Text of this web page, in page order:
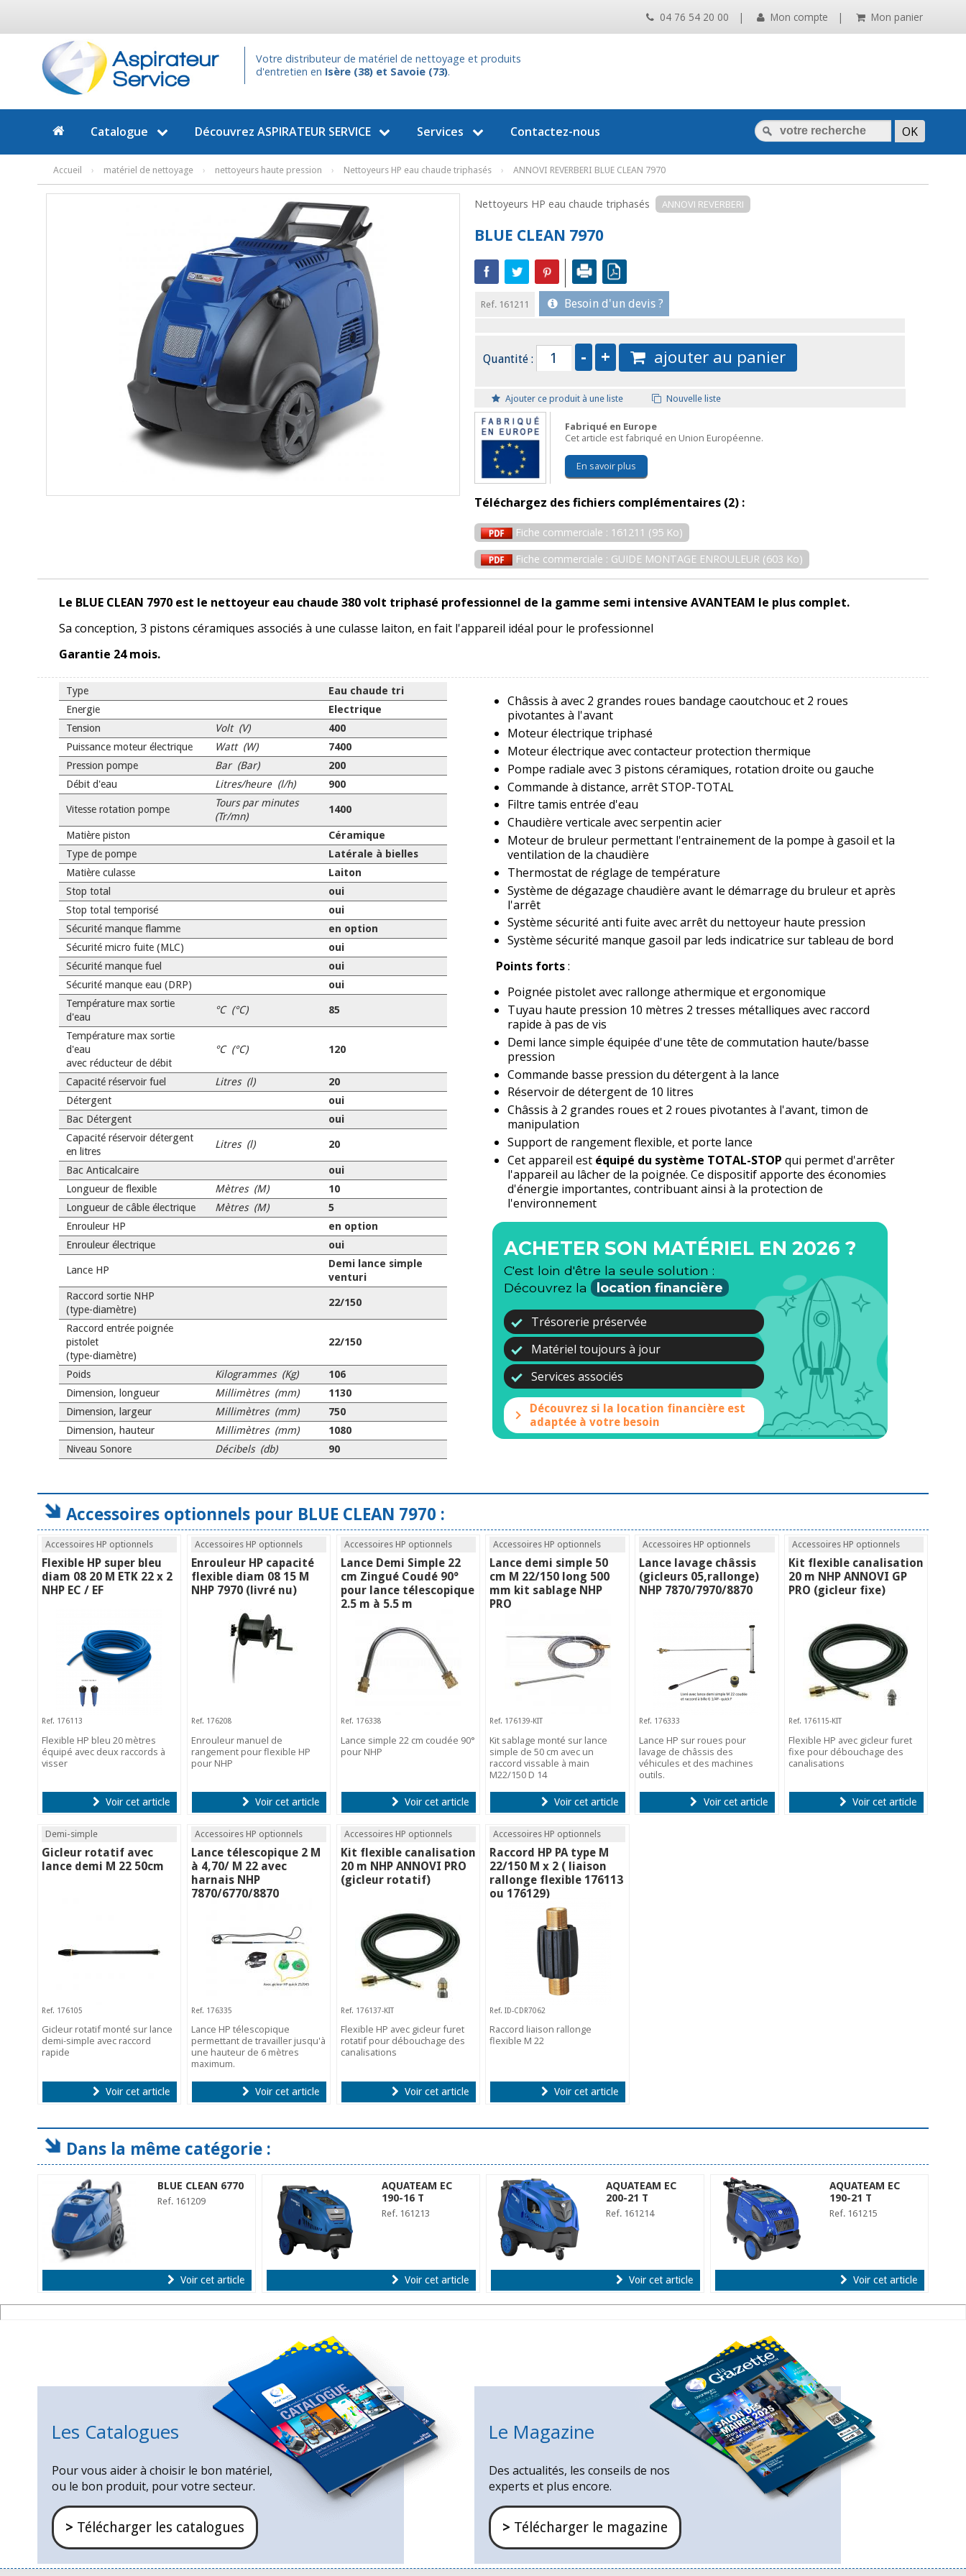
04 76 54 20 00 | Mon compte | Mon panier
Votre distributeur de matériel de nettoyage et produits
d'entretien en Isère (38) et Savoie (73).
Catalogue Découvrez ASPIRATEUR SERVICE Services Contactez-nous
Accueil › matériel de nettoyage › nettoyeurs haute pression › Nettoyeurs HP eau chaude triphasés › ANNOVI REVERBERI BLUE CLEAN 7970
Nettoyeurs HP eau chaude triphasés ANNOVI REVERBERI
BLUE CLEAN 7970
Ref. 161211 Besoin d'un devis ?
Quantité : ajouter au panier
Ajouter ce produit à une liste Nouvelle liste
Fabriqué en Europe
Cet article est fabriqué en Union Européenne.
En savoir plus
Téléchargez des fichiers complémentaires (2) :
Fiche commerciale : 161211 (95 Ko)
Fiche commerciale : GUIDE MONTAGE ENROULEUR (603 Ko)
Le BLUE CLEAN 7970 est le nettoyeur eau chaude 380 volt triphasé professionnel de la gamme semi intensive AVANTEAM le plus complet.
Sa conception, 3 pistons céramiques associés à une culasse laiton, en fait l'appareil idéal pour le professionnel
Garantie 24 mois.
Type
Eau chaude tri
Energie
Electrique
Tension
Volt (V)
400
Puissance moteur électrique
Watt (W)
7400
Pression pompe
Bar (Bar)
200
Débit d'eau
Litres/heure (l/h) 900
Vitesse rotation pompe
Tours par minutes
(Tr/mn)
1400
Matière piston
Céramique
Type de pompe
Latérale à bielles
Matière culasse
Laiton
Stop total
oui
Stop total temporisé
oui
Sécurité manque flamme
en option
Sécurité micro fuite (MLC)
oui
Sécurité manque fuel
oui
Sécurité manque eau (DRP)
oui
Température max sortie
d'eau
°C (°C) 85
Température max sortie
d'eau
avec réducteur de débit
°C (°C) 120
Capacité réservoir fuel Litres (l)
20
Détergent
oui
Bac Détergent
oui
Capacité réservoir détergent
en litres
Litres (l) 20
Bac Anticalcaire
oui
Longueur de flexible
Mètres (M)
10
Longueur de câble électrique
Mètres (M)
5
Enrouleur HP
en option
Enrouleur électrique
oui
Lance HP
Demi lance simple
venturi
Raccord sortie NHP
(type-diamètre)
22/150
Raccord entrée poignée
pistolet
(type-diamètre)
22/150
Poids Kilogrammes (Kg)
106
Dimension, longueur
Millimètres (mm)
1130
Dimension, largeur
Millimètres (mm)
750
Dimension, hauteur
Millimètres (mm)
1080
Niveau Sonore
Décibels (db) 90
Châssis à avec 2 grandes roues bandage caoutchouc et 2 roues
pivotantes à l'avant
Moteur électrique triphasé
Moteur électrique avec contacteur protection thermique
Pompe radiale avec 3 pistons céramiques, rotation droite ou gauche
Commande à distance, arrêt STOP-TOTAL
Filtre tamis entrée d'eau
Chaudière verticale avec serpentin acier
Moteur de bruleur permettant l'entrainement de la pompe à gasoil et la
ventilation de la chaudière
Thermostat de réglage de température
Système de dégazage chaudière avant le démarrage du bruleur et après
l'arrêt
Système sécurité anti fuite avec arrêt du nettoyeur haute pression
Système sécurité manque gasoil par leds indicatrice sur tableau de bord
Points forts:
Poignée pistolet avec rallonge athermique et ergonomique
Tuyau haute pression 10 mètres 2 tresses métalliques avec raccord
rapide à pas de vis
Demi lance simple équipée d'une tête de commutation haute/basse
pression
Commande basse pression du détergent à la lance
Réservoir de détergent de 10 litres
Châssis à 2 grandes roues et 2 roues pivotantes à l'avant, timon de
manipulation
Support de rangement flexible, et porte lance
Cet appareil est équipé du système TOTAL-STOP qui permet d'arrêter
l'appareil au lâcher de la poignée. Ce dispositif apporte des économies
d'énergie importantes, contribuant ainsi à la protection de
l'environnement
ACHETER SON MATÉRIEL EN 2026 ?
C'est loin d'être la seule solution :
Découvrez la
location financière
Trésorerie préservée
Matériel toujours à jour
Services associés
Découvrez si la location financière est
adaptée à votre besoin
Accessoires optionnels pour BLUE CLEAN 7970 :
Accessoires HP optionnels
Flexible HP super bleu
diam 08 20 M ETK 22 x 2
NHP EC / EF
Ref. 176113
Flexible HP bleu 20 mètres
équipé avec deux raccords à
visser
Voir cet article
Accessoires HP optionnels
Enrouleur HP capacité
flexible diam 08 15 M
NHP 7970 (livré nu)
Ref. 176208
Enrouleur manuel de
rangement pour flexible HP
pour NHP
Voir cet article
Accessoires HP optionnels
Lance Demi Simple 22
cm Zingué Coudé 90°
pour lance télescopique
2.5 m à 5.5 m
Ref. 176338
Lance simple 22 cm coudée 90°
pour NHP
Voir cet article
Accessoires HP optionnels
Lance demi simple 50
cm M 22/150 long 500
mm kit sablage NHP
PRO
Ref. 176139-KIT
Kit sablage monté sur lance
simple de 50 cm avec un
raccord vissable à main
M22/150 D 14
Voir cet article
Accessoires HP optionnels
Lance lavage châssis
(gicleurs 05,rallonge)
NHP 7870/7970/8870
Ref. 176333
Lance HP sur roues pour
lavage de châssis des
véhicules et des machines
outils.
Voir cet article
Accessoires HP optionnels
Kit flexible canalisation
20 m NHP ANNOVI GP
PRO (gicleur fixe)
Ref. 176115-KIT
Flexible HP avec gicleur furet
fixe pour débouchage des
canalisations
Voir cet article
Demi-simple
Gicleur rotatif avec
lance demi M 22 50cm
Ref. 176105
Gicleur rotatif monté sur lance
demi-simple avec raccord
rapide
Voir cet article
Accessoires HP optionnels
Lance télescopique 2 M
à 4,70/ M 22 avec
harnais NHP
7870/6770/8870
Ref. 176335
Lance HP télescopique
permettant de travailler jusqu'à
une hauteur de 6 mètres
maximum.
Voir cet article
Accessoires HP optionnels
Kit flexible canalisation
20 m NHP ANNOVI PRO
(gicleur rotatif)
Ref. 176137-KIT
Flexible HP avec gicleur furet
rotatif pour débouchage des
canalisations
Voir cet article
Accessoires HP optionnels
Raccord HP PA type M
22/150 M x 2 ( liaison
rallonge flexible 176113
ou 176129)
Ref. ID-CDR7062
Raccord liaison rallonge
flexible M 22
Voir cet article
Dans la même catégorie :
BLUE CLEAN 6770
Ref. 161209
Voir cet article
AQUATEAM EC
190-16 T
Ref. 161213
Voir cet article
AQUATEAM EC
200-21 T
Ref. 161214
Voir cet article
AQUATEAM EC
190-21 T
Ref. 161215
Voir cet article
Les Catalogues
Pour vous aider à choisir le bon matériel,
ou le bon produit, pour votre secteur.
> Télécharger les catalogues
Le Magazine
Des actualités, les conseils de nos
experts et plus encore.
> Télécharger le magazine